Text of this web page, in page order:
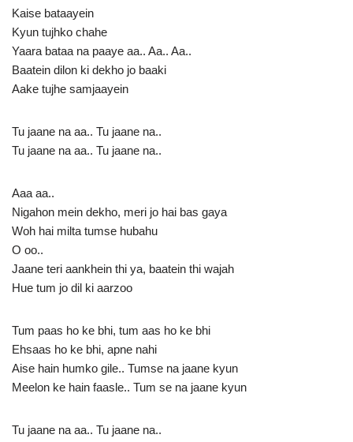
Kaise bataayein
Kyun tujhko chahe
Yaara bataa na paaye aa.. Aa.. Aa..
Baatein dilon ki dekho jo baaki
Aake tujhe samjaayein
Tu jaane na aa.. Tu jaane na..
Tu jaane na aa.. Tu jaane na..
Aaa aa..
Nigahon mein dekho, meri jo hai bas gaya
Woh hai milta tumse hubahu
O oo..
Jaane teri aankhein thi ya, baatein thi wajah
Hue tum jo dil ki aarzoo
Tum paas ho ke bhi, tum aas ho ke bhi
Ehsaas ho ke bhi, apne nahi
Aise hain humko gile.. Tumse na jaane kyun
Meelon ke hain faasle.. Tum se na jaane kyun
Tu jaane na aa.. Tu jaane na..